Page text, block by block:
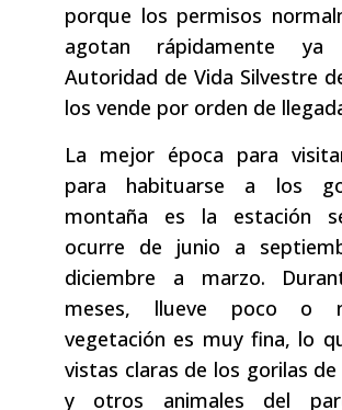
porque los permisos
agotan rápidamente
Autoridad de Vida Silvestre
los vende por orden de
La mejor época para
para habituarse a los
montaña es la estación
ocurre de junio a
diciembre a marzo.
meses, llueve poco o
vegetación es muy fina, lo
vistas claras de los gorilas
y otros animales del